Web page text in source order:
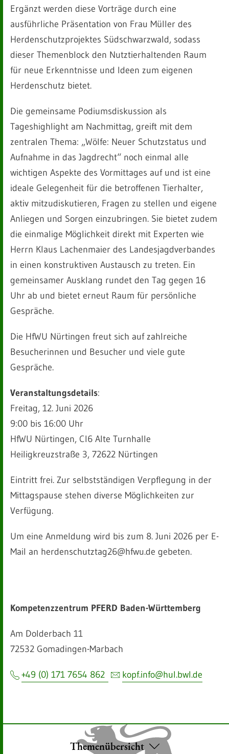
Ergänzt werden diese Vorträge durch eine
ausführliche Präsentation von Frau Müller des
Herdenschutzprojektes Südschwarzwald, sodass
dieser Themenblock den Nutztierhaltenden Raum
für neue Erkenntnisse und Ideen zum eigenen
Herdenschutz bietet.
Die gemeinsame Podiumsdiskussion als
Tageshighlight am Nachmittag, greift mit dem
zentralen Thema: „Wölfe: Neuer Schutzstatus und
Aufnahme in das Jagdrecht“ noch einmal alle
wichtigen Aspekte des Vormittages auf und ist eine
ideale Gelegenheit für die betroffenen Tierhalter,
aktiv mitzudiskutieren, Fragen zu stellen und eigene
Anliegen und Sorgen einzubringen. Sie bietet zudem
die einmalige Möglichkeit direkt mit Experten wie
Herrn Klaus Lachenmaier des Landesjagdverbandes
in einen konstruktiven Austausch zu treten. Ein
gemeinsamer Ausklang rundet den Tag gegen 16
Uhr ab und bietet erneut Raum für persönliche
Gespräche.
Die HfWU Nürtingen freut sich auf zahlreiche
Besucherinnen und Besucher und viele gute
Gespräche.
Veranstaltungsdetails:
Freitag, 12. Juni 2026
9:00 bis 16:00 Uhr
HfWU Nürtingen, CI6 Alte Turnhalle
Heiligkreuzstraße 3, 72622 Nürtingen
Eintritt frei. Zur selbstständigen Verpflegung in der
Mittagspause stehen diverse Möglichkeiten zur
Verfügung.
Um eine Anmeldung wird bis zum 8. Juni 2026 per E-
Mail an herdenschutztag26@hfwu.de gebeten.
Kompetenzzentrum PFERD Baden-Württemberg
Am Dolderbach 11
72532 Gomadingen-Marbach
+49 (0) 171 7654 862 kopf.info@hul.bwl.de
Themenübersicht